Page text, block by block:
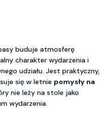
buduje atmosferę
charakter wydarzenia i
udziału. Jest praktyczny,
się w letnie pomysły na
nie leży na stole jako
wydarzenia.